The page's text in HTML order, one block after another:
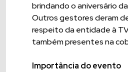
brindando o aniversário
Outros gestores deram
respeito da entidade à
também presentes na
Importância do evento